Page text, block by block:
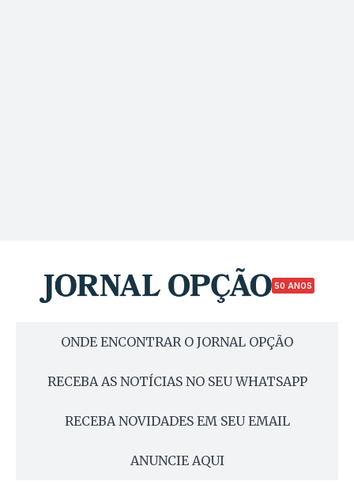
50 ANOS
ONDE ENCONTRAR O JORNAL OPÇÃO
RECEBA AS NOTÍCIAS NO SEU WHATSAPP
RECEBA NOVIDADES EM SEU EMAIL
ANUNCIE AQUI